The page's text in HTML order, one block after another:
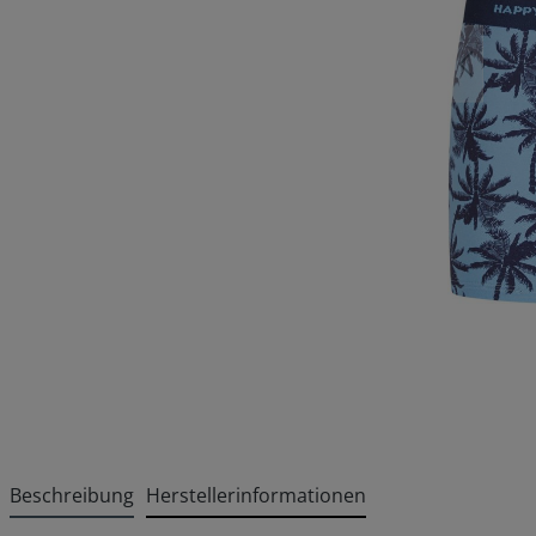
Beschreibung Herstellerinformationen